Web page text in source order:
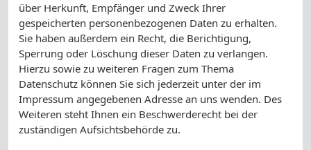
über Herkunft, Empfänger und Zweck Ihrer
gespeicherten personenbezogenen Daten zu erhalten.
Sie haben außerdem ein Recht, die Berichtigung,
Sperrung oder Löschung dieser Daten zu verlangen.
Hierzu sowie zu weiteren Fragen zum Thema
Datenschutz können Sie sich jederzeit unter der im
Impressum angegebenen Adresse an uns wenden. Des
Weiteren steht Ihnen ein Beschwerderecht bei der
zuständigen Aufsichtsbehörde zu.